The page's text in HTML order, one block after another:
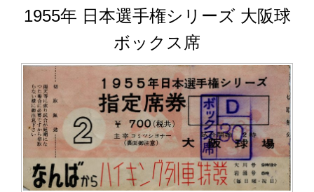
1955年 日本選手権シリーズ 大阪球
ボックス席